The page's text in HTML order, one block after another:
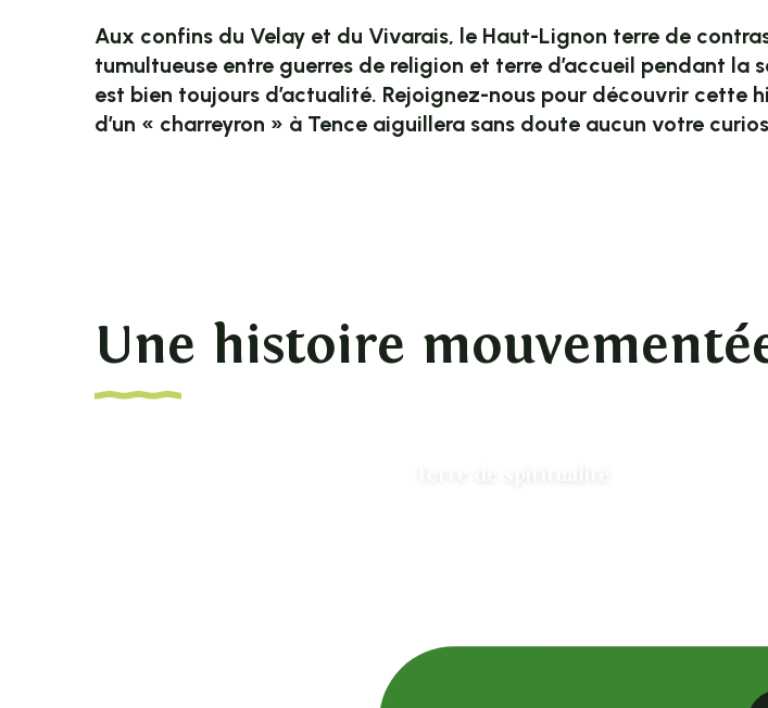
Aux confins du Velay et du Vivarais, le Haut-Lignon terre de
tumultueuse entre guerres de religion et terre d’accueil pendant la
est bien toujours d’actualité. Rejoignez-nous pour découvrir
d’un « charreyron » à Tence aiguillera sans doute aucun votre
Une histoire